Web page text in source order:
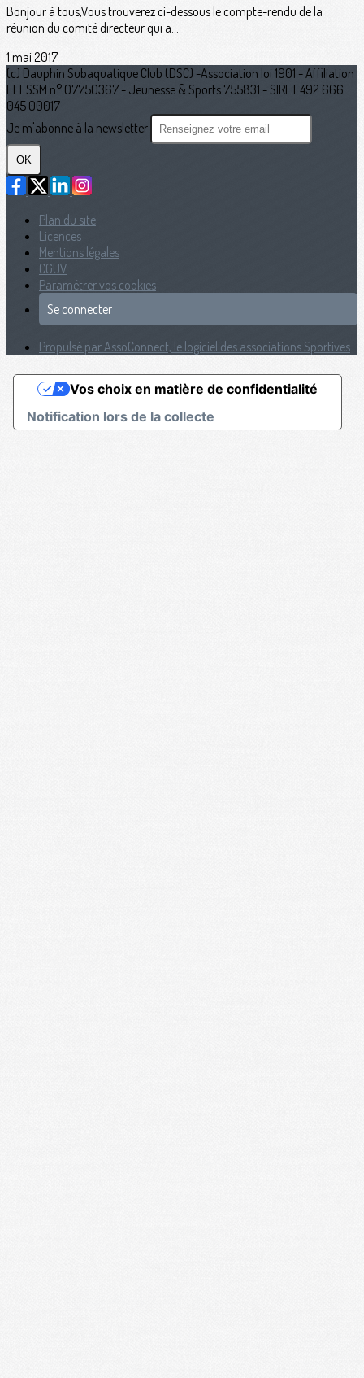
Bonjour à tous,Vous trouverez ci-dessous le compte-rendu de la
réunion du comité directeur qui a...
1 mai 2017
(c) Dauphin Subaquatique Club (DSC) -Association loi 1901 - Affiliation
FFESSM n° 07750367 - Jeunesse & Sports 755831 - SIRET 492 666
045 00017
Je m'abonne à la newsletter
OK
Plan du site
Licences
Mentions légales
CGUV
Paramétrer vos cookies
Se connecter
Propulsé par AssoConnect, le logiciel des associations Sportives
Notification lors de la collecte
Vos choix en matière de confidentialité